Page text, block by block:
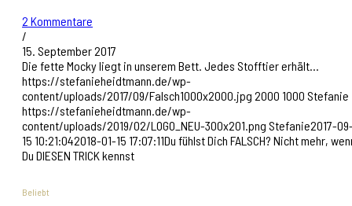
2 Kommentare
/
15. September 2017
Die fette Mocky liegt in unserem Bett. Jedes Stofftier erhält…
https://stefanieheidtmann.de/wp-
content/uploads/2017/09/Falsch1000x2000.jpg 2000 1000 Stefanie
https://stefanieheidtmann.de/wp-
content/uploads/2019/02/LOGO_NEU-300x201.png Stefanie2017-
15 10:21:042018-01-15 17:07:11Du fühlst Dich FALSCH? Nicht mehr,
Du DIESEN TRICK kennst
Beliebt